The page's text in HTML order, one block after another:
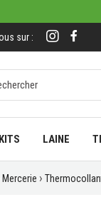
sur :
KITS LAINE
Mercerie